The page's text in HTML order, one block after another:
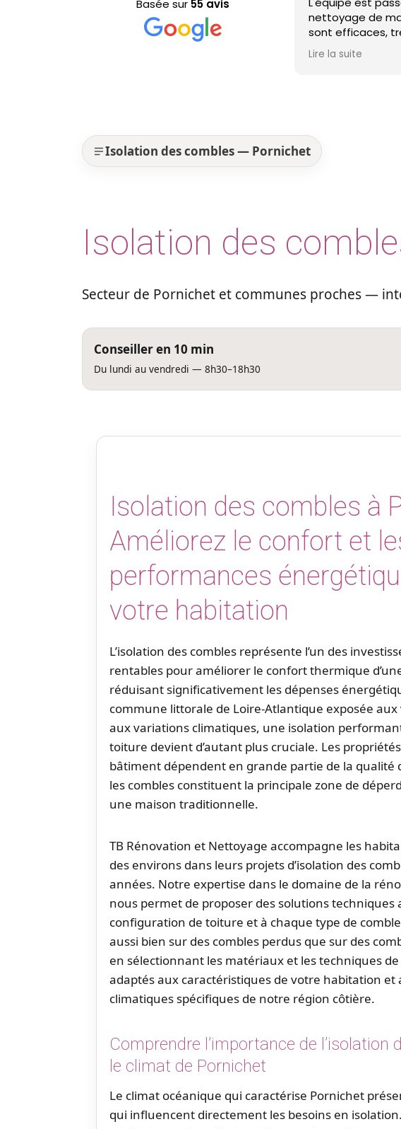
Basée sur 55 avis
nettoyage de ma toiture, il
sont efficaces, très
professionnels et ma toiture
est nickel ! Je recommande !
Isolation des combles — Pornichet
Isolation des
Secteur de Pornichet et communes proches —
Conseiller en 10 min
Du lundi au vendredi — 8h30–18h30
Isolation des combles à
Améliorez le confort et
performances
votre habitation
L’isolation des combles représente l’un des
rentables pour améliorer le confort thermique
réduisant significativement les dépenses
commune littorale de Loire-Atlantique exposée
aux variations climatiques, une isolation
toiture devient d’autant plus cruciale. Les
bâtiment dépendent en grande partie de la qualité
les combles constituent la principale zone de
une maison traditionnelle.
TB Rénovation et Nettoyage accompagne les
des environs dans leurs projets d’isolation des
années. Notre expertise dans le domaine de la
nous permet de proposer des solutions techniques
configuration de toiture et à chaque type de
aussi bien sur des combles perdus que sur des
en sélectionnant les matériaux et les techniques
adaptés aux caractéristiques de votre habitation et
climatiques spécifiques de notre région côtière.
Comprendre l’importance de l’isolation
le climat de Pornichet
Le climat océanique qui caractérise Pornichet
qui influencent directement les besoins en